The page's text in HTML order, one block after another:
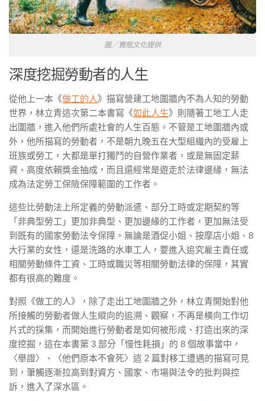
圖／寶瓶文化提供
深度挖掘勞動者的人生
從他上一本《做工的人》描寫營建工地圍牆內不為人知的勞動
世界，林立青這次第二本書寫《如此人生》則隨著工地工人走
出圍牆，進入他們所處社會的人生百態。不管是工地圍牆內或
外，他所描寫的勞動者，不是朝九晚五在大型組織內的受雇上
班族或勞工，大都是單打獨鬥的自營作業者，或是無固定薪
資、高度依賴獎金抽成，而且還經常是遊走於法律邊緣，無法
成為法定勞工保險保障範圍的工作者。
這些比勞動法上所定義的勞動派遣、部分工時或定期契約等
「非典型勞工」更加非典型、更加邊緣的工作者，更加無法受
到既有的國家勞動法令保障。無論是酒促小姐、按摩店小姐、8
大行業的女性，還是洗路的水車工人，要進入追究雇主責任或
相關勞動條件工資、工時或職災等相關勞動法律的保障，其實
都有很高的難度。
對照《做工的人》，除了走出工地圍牆之外，林立青開始對他
所接觸的勞動者做人生縱向的追溯、觀察，不再是橫向工作切
片式的採集，而開始進行勞動者是如何被形成、打造出來的深
度挖掘，這在本書第 3 部分「慢性耗損」的 8 個故事當中，
〈舉證〉、〈他們原本不會死〉這 2 篇對移工遭遇的描寫可見
到，筆觸逐漸拉高到對資方、國家、市場與法令的批判與控
訴，進入了深水區。